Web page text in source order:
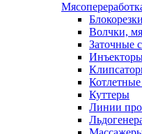
Блокорезки
Волчки,
Заточные
Куттеры
Линии